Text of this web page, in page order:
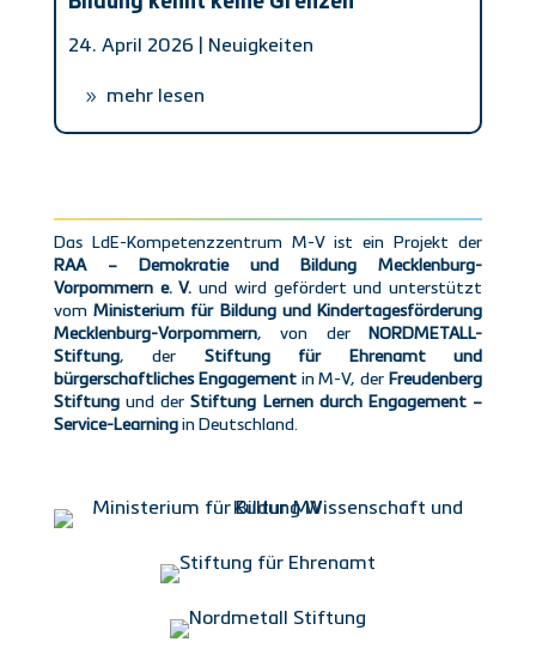
24. April 2026 | Neuigkeiten
mehr lesen
Das LdE-Kompetenzzentrum M-V ist ein Projekt der
RAA – Demokratie und Bildung Mecklenburg-
Vorpommern e. V. und wird gefördert und unterstützt
vomMinisterium für Bildung und Kindertagesförderung
Mecklenburg-Vorpommern, von der
NORDMETALL-
Stiftung, der Stiftung für Ehrenamt und
bürgerschaftliches Engagementin M-V, der Freudenberg
Stiftungund derStiftung Lernen durch Engagement –
Service-Learningin Deutschland.